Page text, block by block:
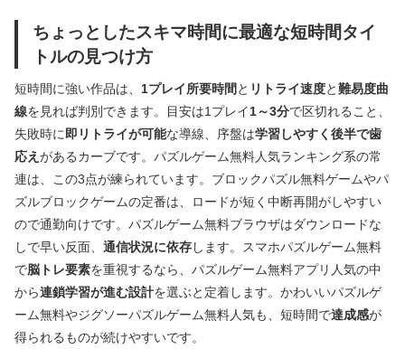
ちょっとしたスキマ時間に最適な短時間タイ
トルの見つけ方
短時間に強い作品は、 1プレイ所要時間 と リトライ速度と難易度曲
線を見れば判別できます。目安は1プレイ1～3分で区切れること、
失敗時に 即リトライが可能な導線、序盤は学習しやすく後半で歯
応え があるカーブです。パズルゲーム無料人気ランキング系の常
連は、この3点が練られています。ブロックパズル無料ゲームやパ
ズルブロックゲームの定番は、ロードが短く中断再開がしやすい
ので通勤向けです。パズルゲーム無料ブラウザはダウンロードな
しで早い反面、 通信状況に依存します。スマホパズルゲーム無料
で脳トレ要素を重視するなら、パズルゲーム無料アプリ人気の中
から連鎖学習が進む設計を選ぶと定着します。かわいいパズルゲ
ーム無料やジグソーパズルゲーム無料人気も、短時間で達成感が
得られるものが続けやすいです。